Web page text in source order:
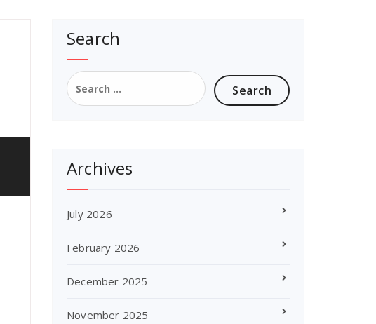
Search
Search
for:
Archives
July 2026
February 2026
December 2025
November 2025